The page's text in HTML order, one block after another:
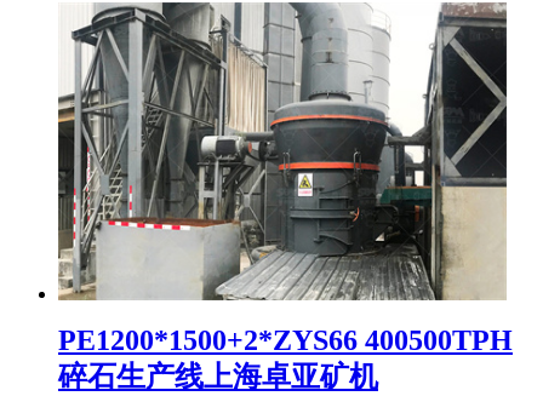
PE1200*1500+2*ZYS66 400500TPH
碎石生产线上海卓亚矿机